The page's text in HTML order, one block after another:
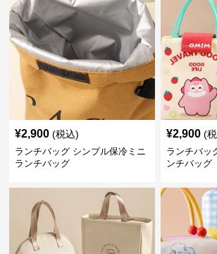
¥2,900 (税込)
ランチバッグ シンプル保冷ミニ
ランチバッグ
¥2,900 (
ランチバッ
ンチバッグ